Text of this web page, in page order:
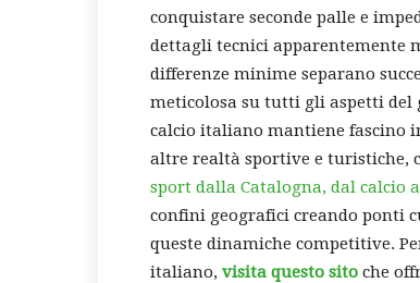
conquistare seconde palle e
dettagli tecnici apparentemente
differenze minime separano
meticolosa su tutti gli aspetti del
calcio italiano mantiene fascino
altre realtà sportive e turistiche,
sport dalla Catalogna, dal calcio
confini geografici creando ponti
queste dinamiche competitive.
italiano, visita questo sito che